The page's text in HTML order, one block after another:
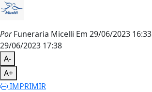
PorFuneraria Micelli Em 29/06/2023 16:33
29/06/2023 17:38
A-
A+
IMPRIMIR